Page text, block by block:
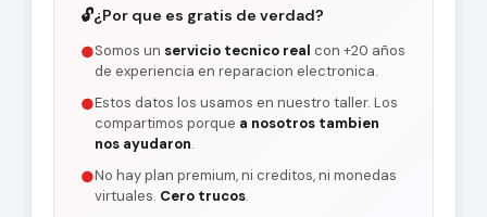
🔓¿Por que es gratis de verdad?
●Somos un servicio tecnico real con +20 años
de experiencia en reparacion electronica.
●Estos datos los usamos en nuestro taller. Los
compartimos porque a nosotros tambien
nos ayudaron.
●No hay plan premium, ni creditos, ni monedas
virtuales. Cero trucos.